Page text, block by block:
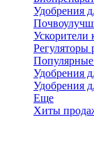
Удобрения
Ускорители
Регуляторы
Удобрения
Удобрения
Еще
Хиты